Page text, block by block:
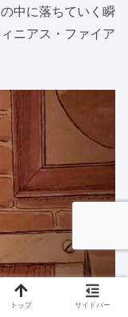
中に落ちていく瞬
ニアス・ファイア
トップ サイドバー